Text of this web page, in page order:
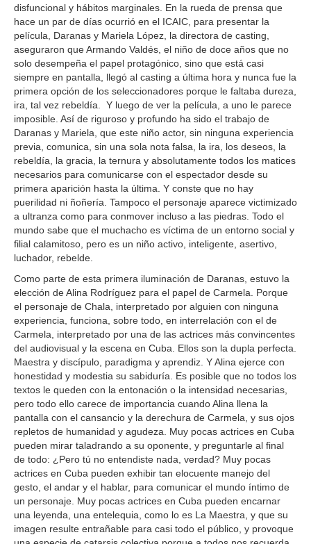
disfuncional y hábitos marginales. En la rueda de prensa que
hace un par de días ocurrió en el ICAIC, para presentar la
película, Daranas y Mariela López, la directora de casting,
aseguraron que Armando Valdés, el niño de doce años que no
solo desempeña el papel protagónico, sino que está casi
siempre en pantalla, llegó al casting a última hora y nunca fue la
primera opción de los seleccionadores porque le faltaba dureza,
ira, tal vez rebeldía. Y luego de ver la película, a uno le parece
imposible. Así de riguroso y profundo ha sido el trabajo de
Daranas y Mariela, que este niño actor, sin ninguna experiencia
previa, comunica, sin una sola nota falsa, la ira, los deseos, la
rebeldía, la gracia, la ternura y absolutamente todos los matices
necesarios para comunicarse con el espectador desde su
primera aparición hasta la última. Y conste que no hay
puerilidad ni ñoñería. Tampoco el personaje aparece victimizado
a ultranza como para conmover incluso a las piedras. Todo el
mundo sabe que el muchacho es víctima de un entorno social y
filial calamitoso, pero es un niño activo, inteligente, asertivo,
luchador, rebelde.
Como parte de esta primera iluminación de Daranas, estuvo la
elección de Alina Rodríguez para el papel de Carmela. Porque
el personaje de Chala, interpretado por alguien con ninguna
experiencia, funciona, sobre todo, en interrelación con el de
Carmela, interpretado por una de las actrices más convincentes
del audiovisual y la escena en Cuba. Ellos son la dupla perfecta.
Maestra y discípulo, paradigma y aprendiz. Y Alina ejerce con
honestidad y modestia su sabiduría. Es posible que no todos los
textos le queden con la entonación o la intensidad necesarias,
pero todo ello carece de importancia cuando Alina llena la
pantalla con el cansancio y la derechura de Carmela, y sus ojos
repletos de humanidad y agudeza. Muy pocas actrices en Cuba
pueden mirar taladrando a su oponente, y preguntarle al final
de todo: ¿Pero tú no entendiste nada, verdad? Muy pocas
actrices en Cuba pueden exhibir tan elocuente manejo del
gesto, el andar y el hablar, para comunicar el mundo íntimo de
un personaje. Muy pocas actrices en Cuba pueden encarnar
una leyenda, una entelequia, como lo es La Maestra, y que su
imagen resulte entrañable para casi todo el público, y provoque